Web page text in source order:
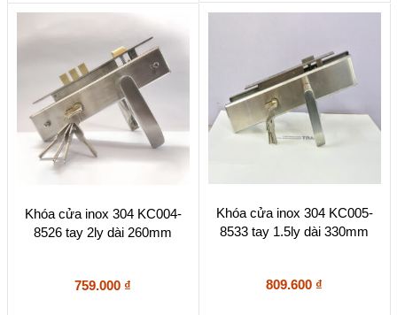
Khóa cửa inox 304 KC004-
8526 tay 2ly dài 260mm
759.000 ₫
Khóa cửa inox 304 KC005-
8533 tay 1.5ly dài 330mm
809.600 ₫